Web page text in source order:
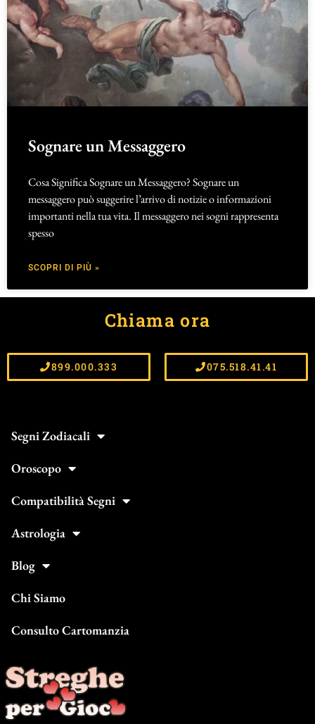
Sognare un Messaggero
Cosa Significa Sognare un Messaggero? Sognare un
messaggero può suggerire l’arrivo di notizie o informazioni
importanti nella tua vita. Il messaggero nei sogni rappresenta
spesso
SCOPRI DI PIÙ »
Chiama ora
899.000.333 075.518.41.41
Segni Zodiacali
Oroscopo
Compatibilità Segni
Astrologia
Blog
Chi Siamo
Consulto Cartomanzia